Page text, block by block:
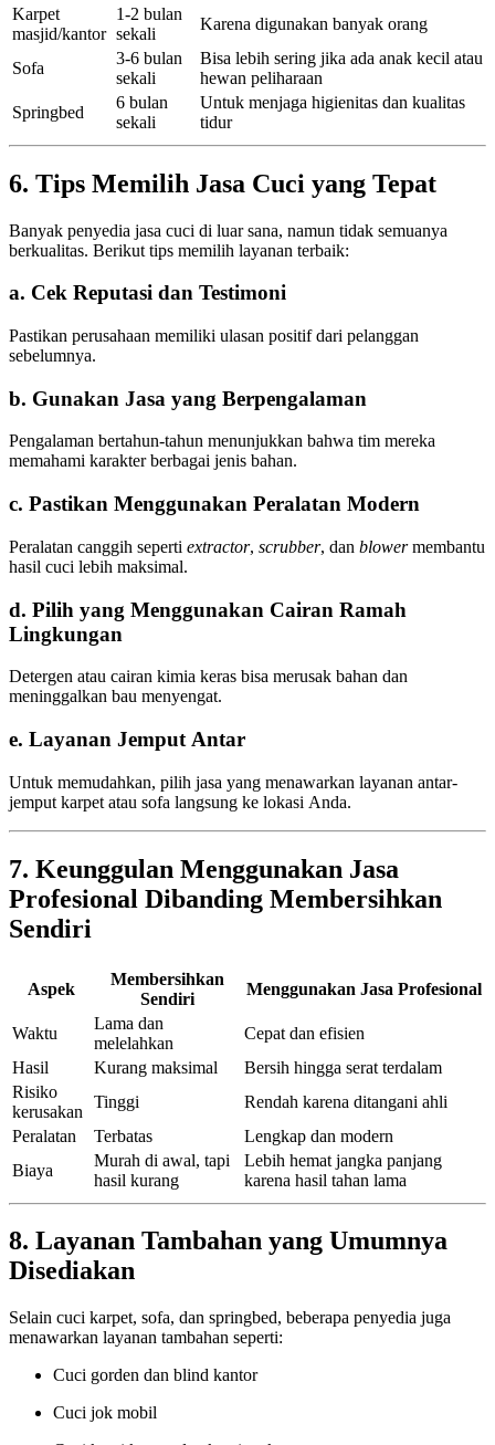
Karpet
masjid/kantor
1-2 bulan
sekali
Karena digunakan banyak orang
Sofa
3-6 bulan
sekali
Bisa lebih sering jika ada anak kecil atau
hewan peliharaan
Springbed
6 bulan
sekali
Untuk menjaga higienitas dan kualitas
tidur
6. Tips Memilih Jasa Cuci yang Tepat
Banyak penyedia jasa cuci di luar sana, namun tidak semuanya
berkualitas. Berikut tips memilih layanan terbaik:
a. Cek Reputasi dan Testimoni
Pastikan perusahaan memiliki ulasan positif dari pelanggan
sebelumnya.
b. Gunakan Jasa yang Berpengalaman
Pengalaman bertahun-tahun menunjukkan bahwa tim mereka
memahami karakter berbagai jenis bahan.
c. Pastikan Menggunakan Peralatan Modern
Peralatan canggih seperti extractor, scrubber, dan blowermembantu
hasil cuci lebih maksimal.
d. Pilih yang Menggunakan Cairan Ramah
Lingkungan
Detergen atau cairan kimia keras bisa merusak bahan dan
meninggalkan bau menyengat.
e. Layanan Jemput Antar
Untuk memudahkan, pilih jasa yang menawarkan layanan antar-
jemput karpet atau sofa langsung ke lokasi Anda.
7. Keunggulan Menggunakan Jasa
Profesional Dibanding Membersihkan
Sendiri
Aspek
Membersihkan
Sendiri
Menggunakan Jasa Profesional
Waktu
Lama dan
melelahkan
Cepat dan efisien
Hasil
Kurang maksimal
Bersih hingga serat terdalam
Risiko
kerusakan
Tinggi
Rendah karena ditangani ahli
Peralatan
Terbatas
Lengkap dan modern
Biaya
Murah di awal, tapi
hasil kurang
Lebih hemat jangka panjang
karena hasil tahan lama
8. Layanan Tambahan yang Umumnya
Disediakan
Selain cuci karpet, sofa, dan springbed, beberapa penyedia juga
menawarkan layanan tambahan seperti:
Cuci gorden dan blind kantor
Cuci jok mobil